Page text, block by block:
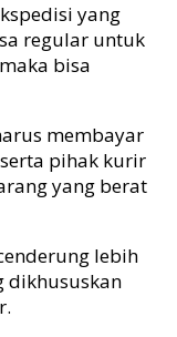
yang
regular untuk
bisa
membayar
pihak kurir
yang berat
lebih
dikhususkan